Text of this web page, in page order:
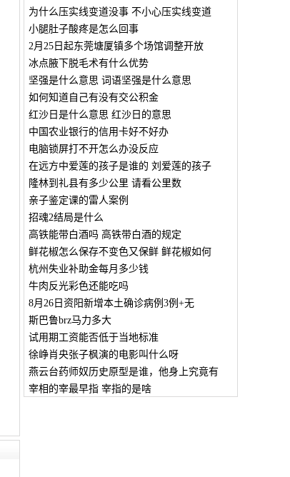
为什么压实线变道没事 不小心压实线变道
小腿肚子酸疼是怎么回事
2月25日起东莞塘厦镇多个场馆调整开放
冰点腋下脱毛术有什么优势
坚强是什么意思 词语坚强是什么意思
如何知道自己有没有交公积金
红沙日是什么意思 红沙日的意思
中国农业银行的信用卡好不好办
电脑锁屏打不开怎么办没反应
在远方中爱莲的孩子是谁的 刘爱莲的孩子
隆林到礼县有多少公里 请看公里数
亲子鉴定课的雷人案例
招魂2结局是什么
高铁能带白酒吗 高铁带白酒的规定
鲜花椒怎么保存不变色又保鲜 鲜花椒如何
杭州失业补助金每月多少钱
牛肉反光彩色还能吃吗
8月26日资阳新增本土确诊病例3例+无
斯巴鲁brz马力多大
试用期工资能否低于当地标准
徐峥肖央张子枫演的电影叫什么呀
燕云台药师奴历史原型是谁，他身上究竟有
宰相的宰最早指 宰指的是啥